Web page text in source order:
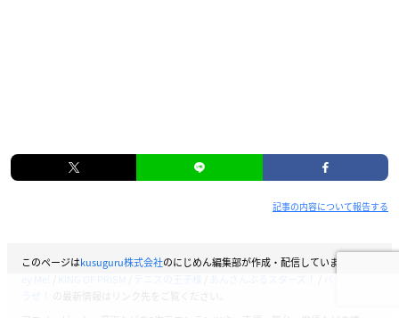
記事の内容について報告する
このページはkusuguru株式会社のにじめん編集部が作成・配信しています。